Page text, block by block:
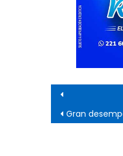
Gran desempeño de Jugadoras de Fútbol